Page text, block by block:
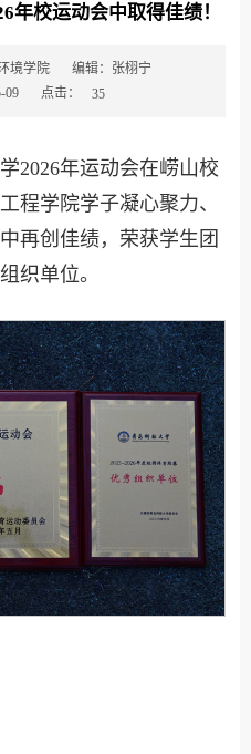
年校运动会中取得佳绩！
境学院
编辑：张栩宁
09
点击： 35
2026年运动会在崂山校
程学院学子凝心聚力、
再创佳绩，荣获学生团
织单位。